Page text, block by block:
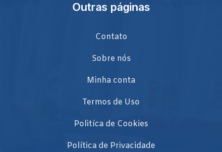
Outras páginas
Contato
Sobre nós
Minha conta
Termos de Uso
Politíca de Cookies
Política de Privacidade